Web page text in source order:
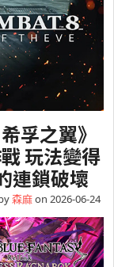
孚之翼》
玩法變得
連鎖破壞
森麻on 2026-06-24